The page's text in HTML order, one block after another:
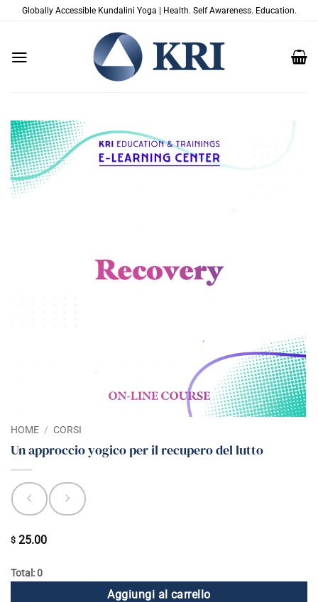
SaltaGlobally Accessible Kundalini Yoga | Health. Self Awareness. Education.
HOME / CORSI
Un approccio yogico per il recupero del lutto
$ 25.00
Total: 0
Aggiungi al carrello